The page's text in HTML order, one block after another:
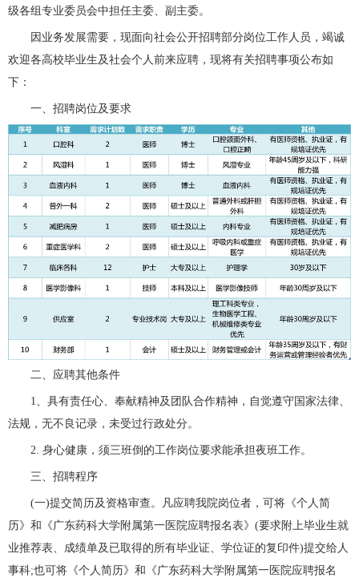
级各组专业委员会中担任主委、副主委。
因业务发展需要，现面向社会公开招聘部分岗位工作人员，竭诚
欢迎各高校毕业生及社会个人前来应聘，现将有关招聘事项公布如
下：
一、招聘岗位及要求
二、应聘其他条件
1、具有责任心、奉献精神及团队合作精神，自觉遵守国家法律、
法规，无不良记录，未受过行政处分。
2. 身心健康，须三班倒的工作岗位要求能承担夜班工作。
三、招聘程序
(一)提交简历及资格审查。凡应聘我院岗位者，可将《个人简
历》和《广东药科大学附属第一医院应聘报名表》(要求附上毕业生就
业推荐表、成绩单及已取得的所有毕业证、学位证的复印件)提交给人
事科;也可将《个人简历》和《广东药科大学附属第一医院应聘报名